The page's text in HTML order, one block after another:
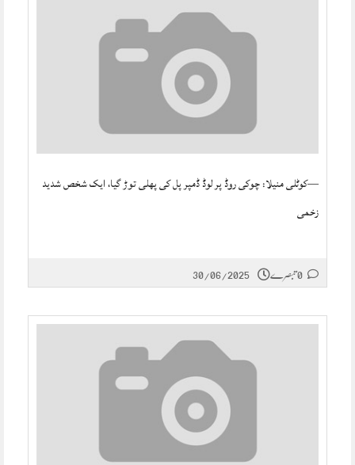
—کوٹلی منیلا: چوکی روڈ پر لوڈ ڈمپر پل کی پھلی توڑ گیا، ایک شخص شدید
زخمی
30/06/2025